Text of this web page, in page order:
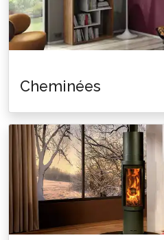
Cheminées